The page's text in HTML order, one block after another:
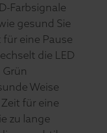
Farbsignale
gesund Sie
eine Pause
die LED
Weise
für eine
zu lange